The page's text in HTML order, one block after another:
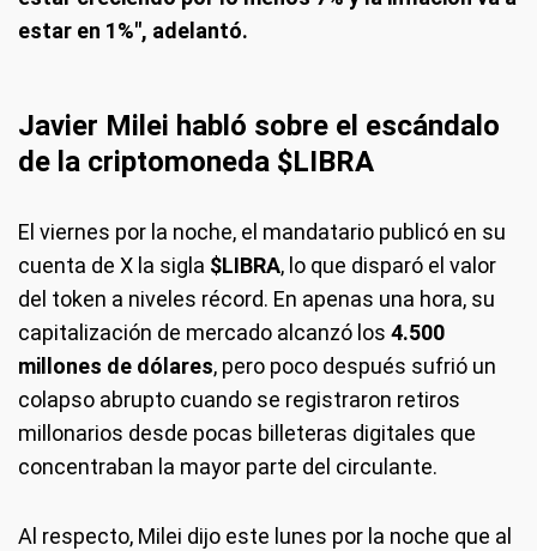
estar en 1%", adelantó.
Javier Milei habló sobre el escándalo
de la criptomoneda $LIBRA
El viernes por la noche, el mandatario publicó en su
cuenta de X la sigla $LIBRA, lo que disparó el valor
del token a niveles récord. En apenas una hora, su
capitalización de mercado alcanzó los 4.500
millones de dólares, pero poco después sufrió un
colapso abrupto cuando se registraron retiros
millonarios desde pocas billeteras digitales que
concentraban la mayor parte del circulante.
Al respecto, Milei dijo este lunes por la noche que al